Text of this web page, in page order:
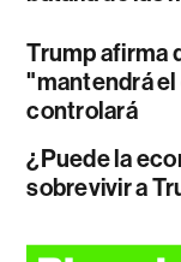
Trump afirma
"mantendrá
controlará
¿Puede la
sobrevivir a